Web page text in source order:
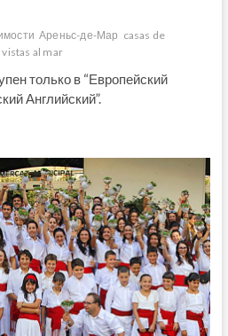
Ареньс-де-Мар casas de
vistas al mar
только в “Европейский
Английский”.